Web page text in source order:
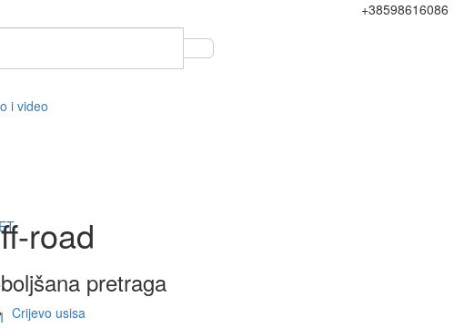
+38598616086
i video
road
pretraga
Crijevo usisa